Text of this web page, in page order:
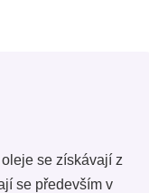
se získávají z
se především v